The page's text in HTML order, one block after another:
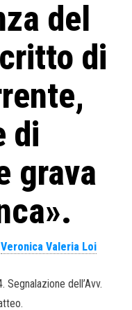
del
di
di
grava
Veronica Valeria Loi
Segnalazione dell’Avv.